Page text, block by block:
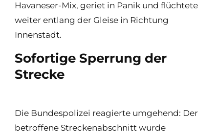
Havaneser-Mix, geriet in Panik und flüchtete
weiter entlang der Gleise in Richtung
Innenstadt.
Sofortige Sperrung der
Strecke
Die Bundespolizei reagierte umgehend: Der
betroffene Streckenabschnitt wurde